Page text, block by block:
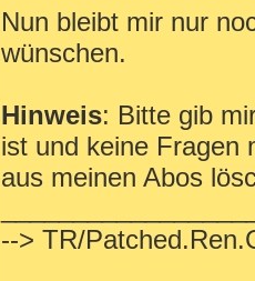
Nun bleibt mir nur
wünschen.
Hinweis: Bitte gib
ist und keine Fragen
aus meinen Abos
--> TR/